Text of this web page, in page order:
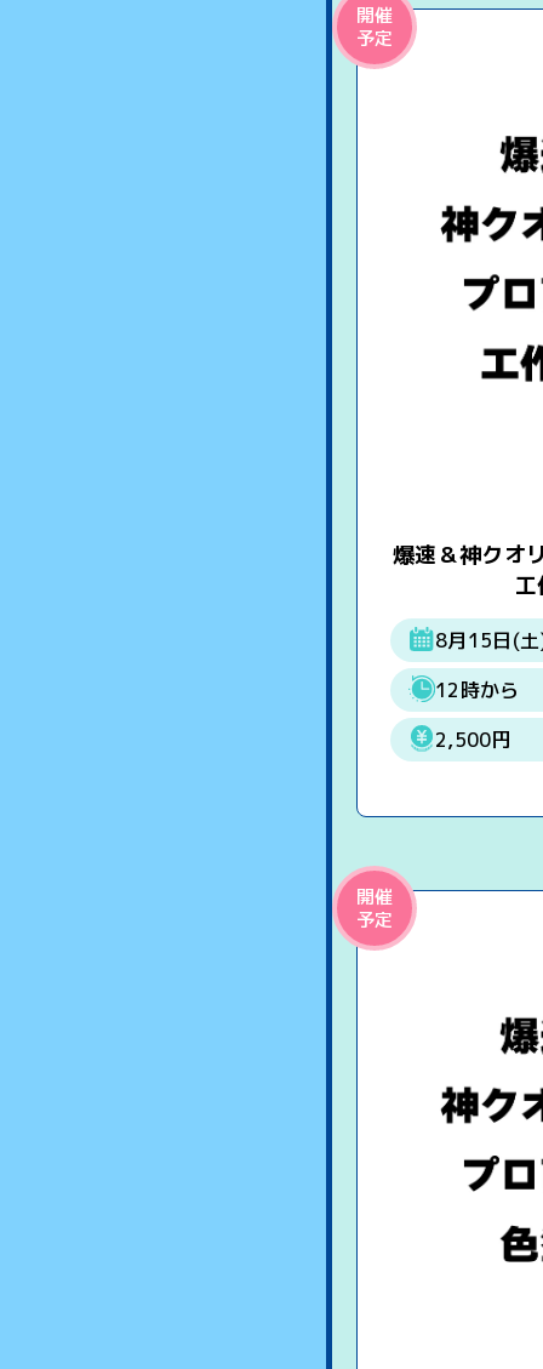
開催
予定
爆速＆神クオ
8月15日(
12時から
2,500円
開催
予定